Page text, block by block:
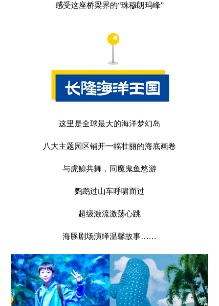
感受这座桥梁界的“珠穆朗玛峰”
这里是全球最大的海洋梦幻岛
八大主题园区铺开一幅壮丽的海底画卷
与虎鲸共舞，同魔鬼鱼悠游
鹦鹉过山车呼啸而过
超级激流激荡心跳
海豚剧场演绎温馨故事……